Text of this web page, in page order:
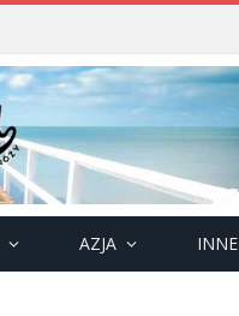
AZJA INNE